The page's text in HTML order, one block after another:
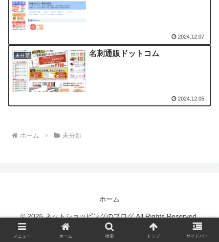
2024.12.07
未分類 名刺通販ドットコム
2024.12.05
ホーム 未分類
ホーム
© 2026 ネットショッピングのブログ All Rights Reserved.
メニュー ホーム 検索 トップ サイドバー